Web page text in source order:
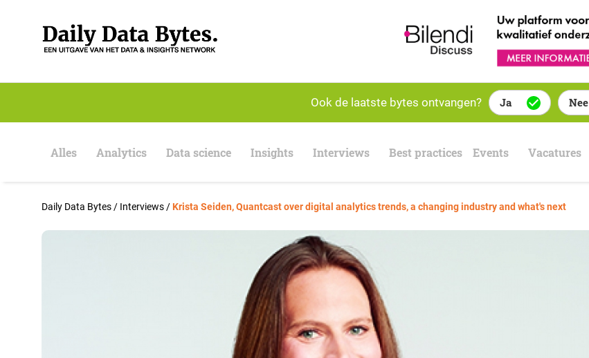
o
n
Ook de laatste bytes ontvangen? Ja Nee
Alles Analytics Data science Insights Interviews Best practices Events Vacatures
Daily Data Bytes / Interviews /Krista Seiden, Quantcast over digital analytics trends, a changing industry and what's next